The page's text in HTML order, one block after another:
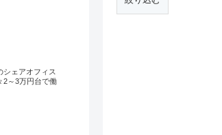
シェアオフィス
2～3万円台で働